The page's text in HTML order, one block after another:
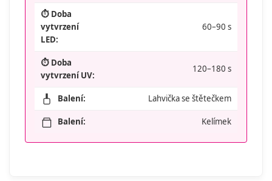
⏱️ Doba
vytvrzení
LED:
60–90 s
⏱️ Doba
vytvrzení UV:
120–180 s
Balení: Lahvička se štětečkem
Balení: Kelímek